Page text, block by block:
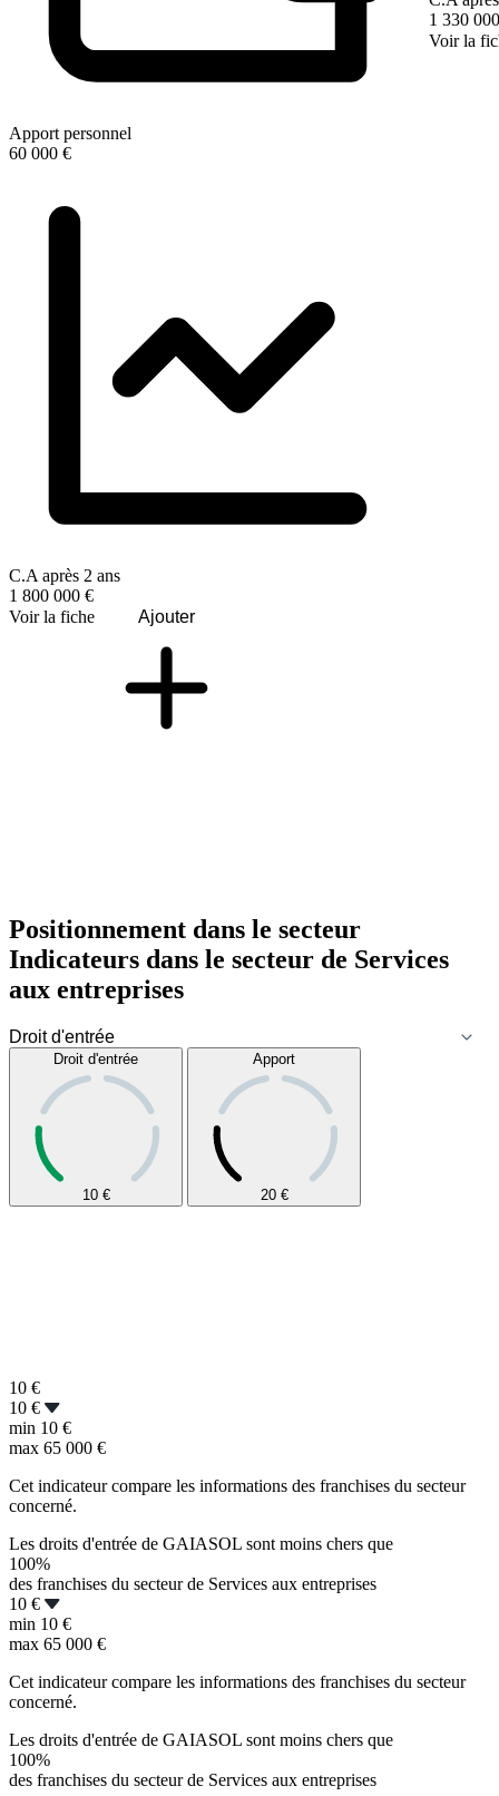
Apport personnel
60 000 €
C.A après 2 ans
1 800 000 €
Voir la fiche
Ajouter
1 330
Voir la
Positionnement dans le secteur
Indicateurs dans le secteur de Services
aux entreprises
Droit d'entrée
10 €
Apport
20 €
10 €
10 €
min 10 €
max 65 000 €
Cet indicateur compare les informations des franchises du secteur
concerné.
Les droits d'entrée de GAIASOL sont moins chers que
100%
des franchises du secteur de Services aux entreprises
10 €
min 10 €
max 65 000 €
Cet indicateur compare les informations des franchises du secteur
concerné.
Les droits d'entrée de GAIASOL sont moins chers que
100%
des franchises du secteur de Services aux entreprises